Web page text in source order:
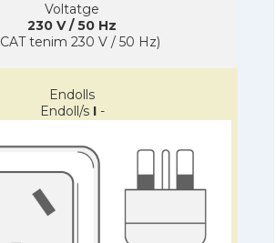
Voltatge
230 V / 50 Hz
tenim 230 V / 50 Hz)
Endolls
Endoll/s I-